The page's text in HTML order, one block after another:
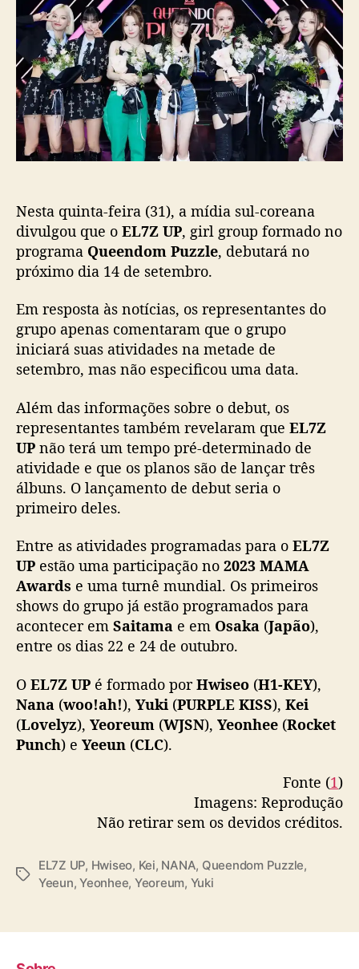
o
p
s
t
p
u
b
l
i
c
a
ç
Z
P
c
o
n
f
i
d
e
b
m
s
e
t
m
o
e
p
m
e
r
o
s
o
w
s
p
ã
Nesta quinta-feira (31), a mídia sul-coreana
divulgou que o EL7Z UP, girl group formado no
programa Queendom Puzzle, debutará no
próximo dia 14 de setembro.
Em resposta às notícias, os representantes do
grupo apenas comentaram que o grupo
iniciará suas atividades na metade de
setembro, mas não especificou uma data.
Além das informações sobre o debut, os
representantes também revelaram que EL7Z
UP não terá um tempo pré-determinado de
atividade e que os planos são de lançar três
álbuns. O lançamento de debut seria o
primeiro deles.
Entre as atividades programadas para o EL7Z
UP estão uma participação no 2023 MAMA
Awards e uma turnê mundial. Os primeiros
shows do grupo já estão programados para
acontecer em Saitama e em Osaka (Japão),
entre os dias 22 e 24 de outubro.
O EL7Z UP é formado porHwiseo (H1-KEY),
Nana (woo!ah!), Yuki (PURPLE KISS), Kei
(Lovelyz), Yeoreum (WJSN), Yeonhee (Rocket
Punch) e Yeeun (CLC).
Fonte (1)
Imagens: Reprodução
Não retirar sem os devidos créditos.
T
EL7Z UP, Hwiseo, Kei, NANA, Queendom Puzzle,
Yeeun,Yeonhee, Yeoreum, Yuki